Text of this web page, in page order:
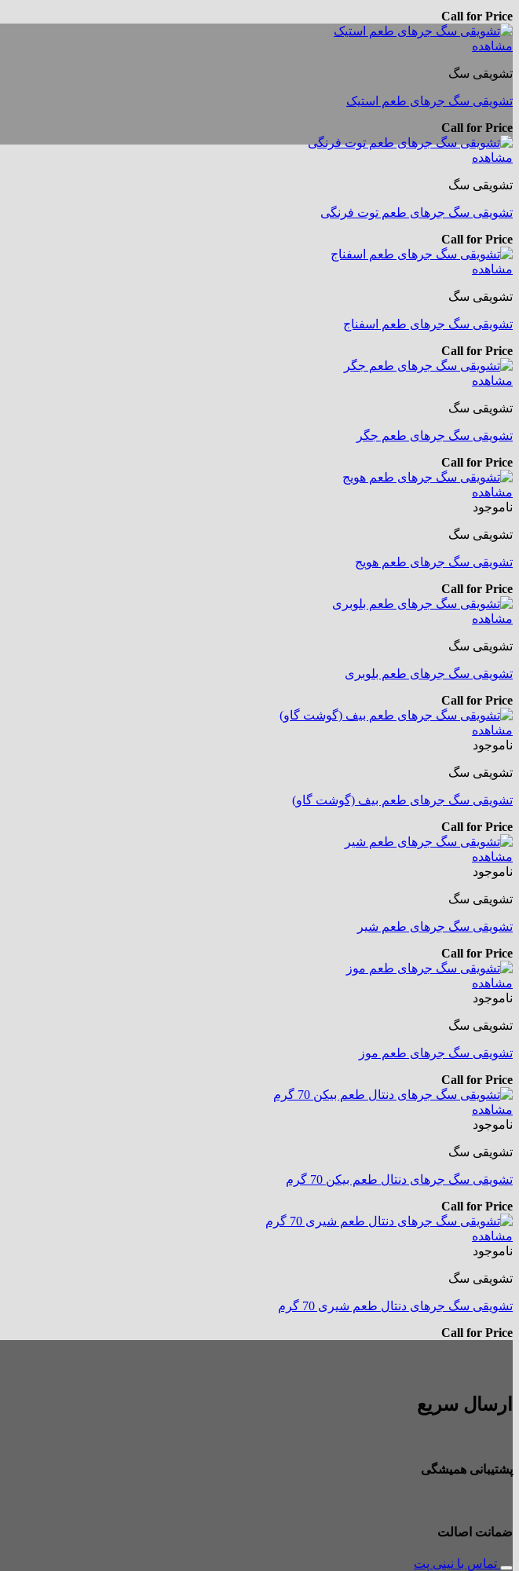
Call for Price
مشاهده
تشویقی سگ
تشویقی سگ جرهای طعم استیک
Call for Price
مشاهده
تشویقی سگ
تشویقی سگ جرهای طعم توت فرنگی
Call for Price
مشاهده
تشویقی سگ
تشویقی سگ جرهای طعم اسفناج
Call for Price
مشاهده
تشویقی سگ
تشویقی سگ جرهای طعم جگر
Call for Price
مشاهده
ناموجود
تشویقی سگ
تشویقی سگ جرهای طعم هویج
Call for Price
مشاهده
تشویقی سگ
تشویقی سگ جرهای طعم بلوبری
Call for Price
مشاهده
ناموجود
تشویقی سگ
تشویقی سگ جرهای طعم بیف (گوشت گاو)
Call for Price
مشاهده
ناموجود
تشویقی سگ
تشویقی سگ جرهای طعم شیر
Call for Price
مشاهده
ناموجود
تشویقی سگ
تشویقی سگ جرهای طعم موز
Call for Price
مشاهده
ناموجود
تشویقی سگ
تشویقی سگ جرهای دنتال طعم بیکن 70 گرم
Call for Price
مشاهده
ناموجود
تشویقی سگ
تشویقی سگ جرهای دنتال طعم شیری 70 گرم
Call for Price
ارسال سریع
پشتیبانی همیشگی
ضمانت اصالت
تماس با نینی پت